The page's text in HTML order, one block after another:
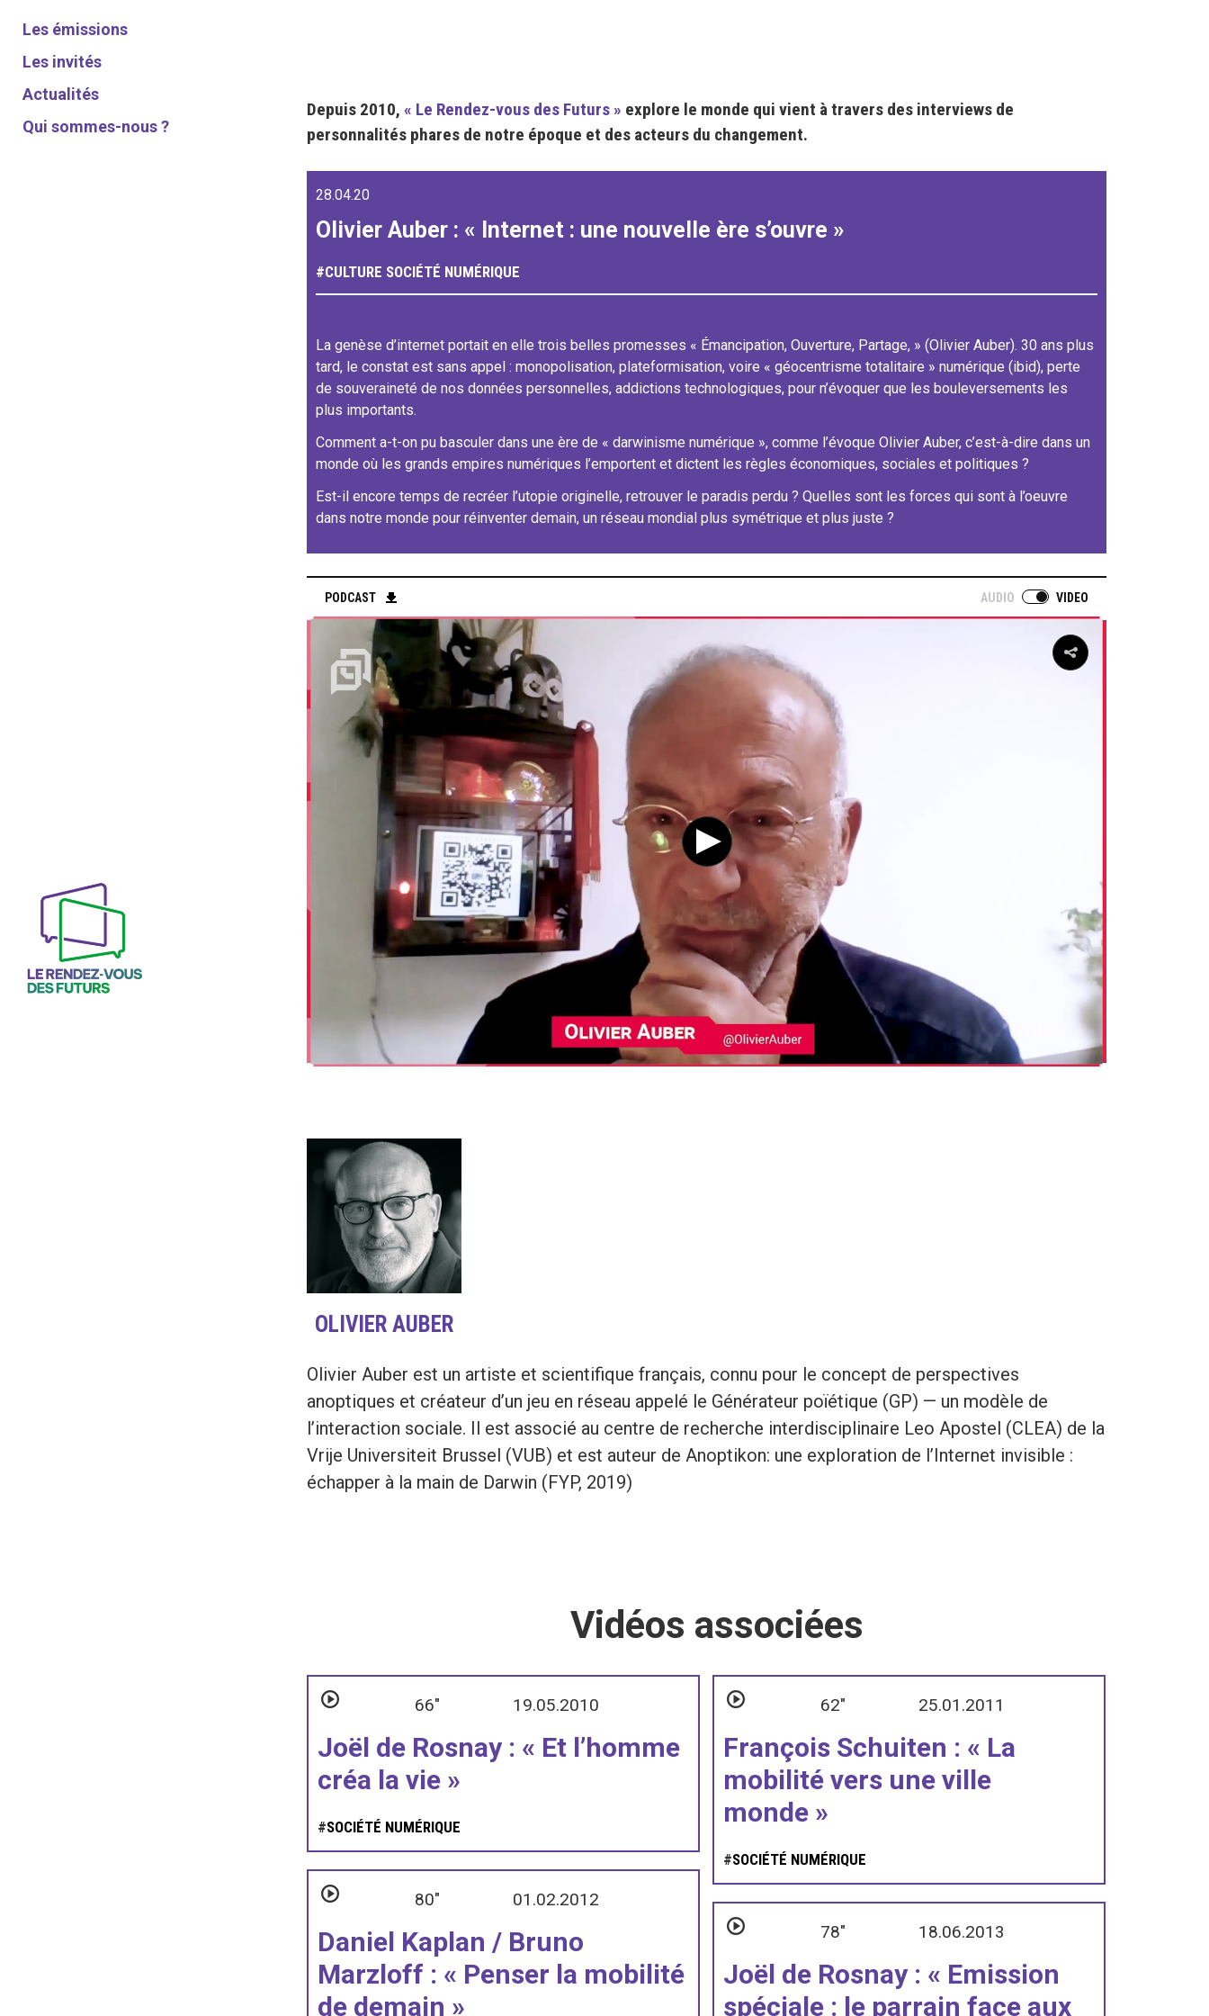
Les émissions
Les invités
Actualités
Qui sommes-nous ?
Depuis 2010,« Le Rendez-vous des Futurs » explore le monde qui vient à travers des interviews de
personnalités phares de notre époque et des acteurs du changement.
28.04.20
Olivier Auber : « Internet : une nouvelle ère s’ouvre »
#CULTURE SOCIÉTÉ NUMÉRIQUE
La genèse d’internet portait en elle trois belles promesses « Émancipation, Ouverture, Partage, » (Olivier Auber). 30 ans plus
tard, le constat est sans appel : monopolisation, plateformisation, voire « géocentrisme totalitaire » numérique (ibid), perte
de souveraineté de nos données personnelles, addictions technologiques, pour n’évoquer que les bouleversements les
plus importants.
Comment a-t-on pu basculer dans une ère de « darwinisme numérique », comme l’évoque Olivier Auber, c’est-à-dire dans un
monde où les grands empires numériques l’emportent et dictent les règles économiques, sociales et politiques ?
Est-il encore temps de recréer l’utopie originelle, retrouver le paradis perdu ? Quelles sont les forces qui sont à l’oeuvre
dans notre monde pour réinventer demain, un réseau mondial plus symétrique et plus juste ?
PODCAST AUDIO VIDEO
OLIVIER AUBER
Olivier Auber est un artiste et scientifique français, connu pour le concept de perspectives
anoptiques et créateur d’un jeu en réseau appelé le Générateur poïétique (GP) — un modèle de
l’interaction sociale. Il est associé au centre de recherche interdisciplinaire Leo Apostel (CLEA) de la
Vrije Universiteit Brussel (VUB) et est auteur de Anoptikon: une exploration de l’Internet invisible :
échapper à la main de Darwin (FYP, 2019)
Vidéos associées
66" 19.05.2010
Joël de Rosnay : « Et l’homme
créa la vie »
#SOCIÉTÉ NUMÉRIQUE
62" 25.01.2011
François Schuiten : « La
mobilité vers une ville
monde »
#SOCIÉTÉ NUMÉRIQUE
80" 01.02.2012
Daniel Kaplan / Bruno
Marzloff : « Penser la mobilité
de demain »
78" 18.06.2013
Joël de Rosnay : « Emission
spéciale : le parrain face aux